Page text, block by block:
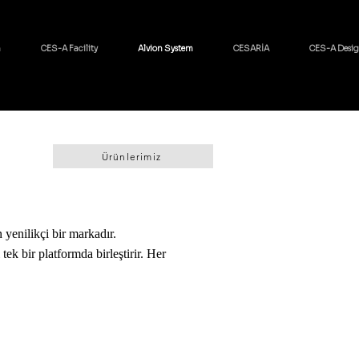
CES-A Facility Alvion System CESARİA CES-A
Ürünlerimiz
yenilikçi bir markadır.
tek bir platformda birleştirir. Her